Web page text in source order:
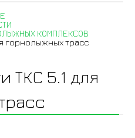
КОМПЛЕКСОВ
горнолыжных трасс
ТКС 5.1 для